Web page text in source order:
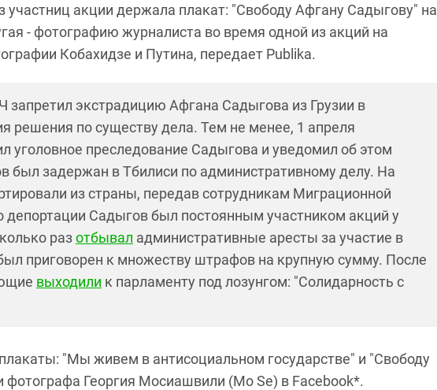
акции держала плакат: "Свободу Афгану Садыгову" на
- фотографию журналиста во время одной из акций на
Кобахидзе и Путина, передает Publika.
запретил экстрадицию Афгана Садыгова из Грузии в
решения по существу дела. Тем не менее, 1 апреля
уголовное преследование Садыгова и уведомил об этом
был задержан в Тбилиси по административному делу. На
из страны, передав сотрудникам Миграционной
Садыгов был постоянным участником акций у
разотбывал административные аресты за участие в
приговорен к множеству штрафов на крупную сумму. После
выходили к парламенту под лозунгом: "Солидарность с
"Мы живем в антисоциальном государстве" и "Свободу
фотографа Георгия Мосиашвили (Mo Se) в Facebook*.